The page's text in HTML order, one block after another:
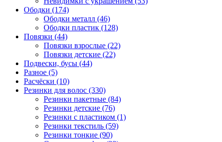
Ободки (174)
Ободки металл (46)
Ободки пластик (128)
Повязки (44)
Повязки взрослые (22)
Повязки детские (22)
Подвески, бусы (44)
Разное (5)
Расчёски (10)
Резинки для волос (330)
Резинки пакетные (84)
Резинки детские (76)
Резинки с пластиком (1)
Резинки текстиль (59)
Резинки тонкие (90)